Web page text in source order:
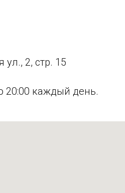
ул., 2, стр. 15
20:00 каждый день.